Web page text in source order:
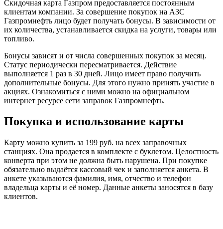
Скидочная карта Газпром предоставляется постоянным
клиентам компании. За совершение покупок на АЗС
Газпромнефть лицо будет получать бонусы. В зависимости от
их количества, устанавливается скидка на услуги, товары или
топливо.
Бонусы зависят и от числа совершенных покупок за месяц.
Статус периодически пересматривается. Действие
выполняется 1 раз в 30 дней. Лицо имеет право получить
дополнительные бонусы. Для этого нужно принять участие в
акциях. Ознакомиться с ними можно на официальном
интернет ресурсе сети заправок Газпромнефть.
Покупка и использование карты
Карту можно купить за 199 руб. на всех заправочных
станциях. Она продается в комплекте с буклетом. Целостность
конверта при этом не должна быть нарушена. При покупке
обязательно выдаётся кассовый чек и заполняется анкета. В
анкете указываются фамилия, имя, отчество и телефон
владельца карты и её номер. Данные анкеты заносятся в базу
клиентов.